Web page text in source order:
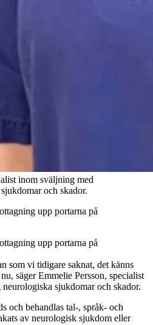
inom sväljning med
och skador.
upp portarna på
upp portarna på
som vi tidigare saknat, det känns
säger Emmelie Persson, specialist
sjukdomar och skador.
och behandlas tal-, språk- och
av neurologisk sjukdom eller